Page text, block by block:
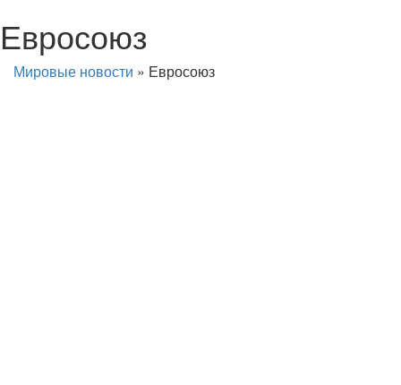
Евросоюз
Мировые новости » Евросоюз